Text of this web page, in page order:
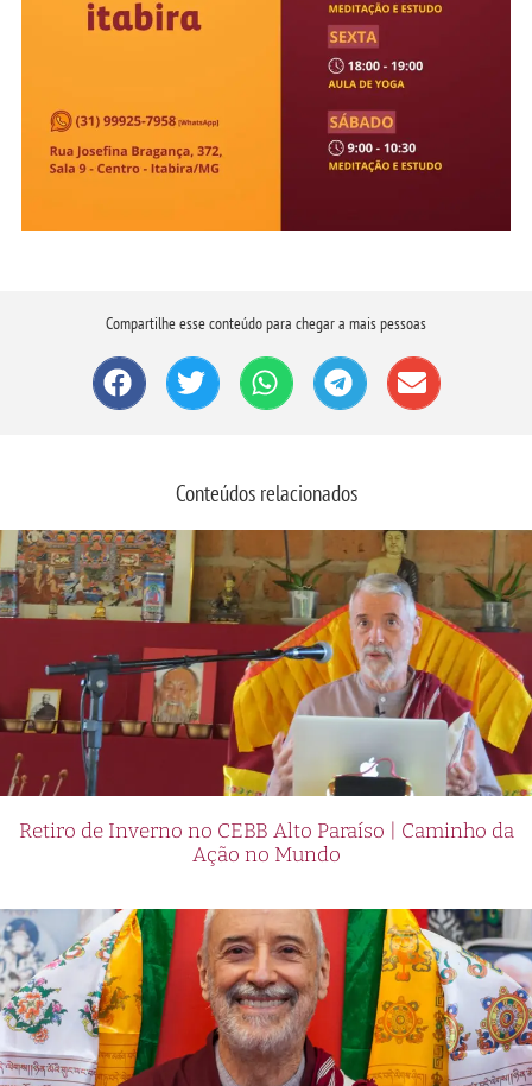
Compartilhe esse conteúdo para chegar a mais pessoas
Conteúdos relacionados
Retiro de Inverno no CEBB Alto Paraíso | Caminho da
Ação no Mundo